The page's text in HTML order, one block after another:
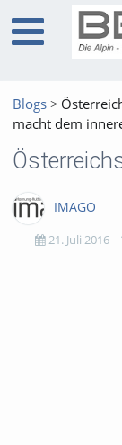
Blogs
macht dem
IMAGO
21. Juli 2016